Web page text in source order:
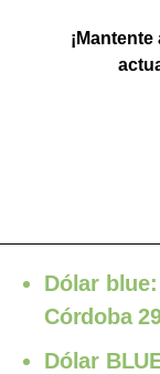
Dólar
Córdoba
Dólar